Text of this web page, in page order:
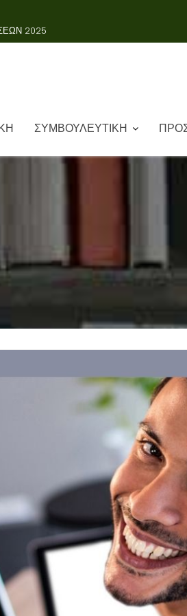
ΓΛΩΣΣΑΣ 2023-2024
ΣΥΜΒΟΥΛΕΥΤΙΚΗ